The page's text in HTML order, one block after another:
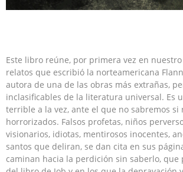
Este libro reúne, por primera vez en
relatos que escribió la norteamericana
autora de una de las obras más extrañas,
inclasificables de la literatura universal. Es
terrible a la vez, ante el que no sabremos si
horrorizados. Falsos profetas, niños
visionarios, idiotas, mentirosos inocentes,
santos que deliran, se dan cita en sus
caminan hacia la perdición sin saberlo, que